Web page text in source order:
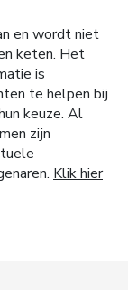
en wordt niet
keten. Het
is
te helpen bij
keuze. Al
zijn
Klik hier